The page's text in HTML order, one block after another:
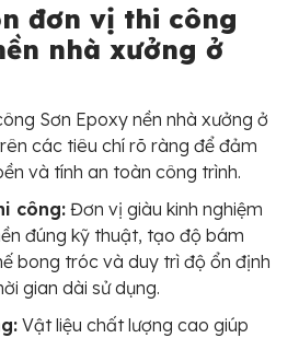
đơn vị thi công
nhà xưởng ở
Sơn Epoxy nền nhà xưởng ở
các tiêu chí rõ ràng để đảm
và tính an toàn công trình.
công: Đơn vị giàu kinh nghiệm
đúng kỹ thuật, tạo độ bám
bong tróc và duy trì độ ổn định
gian dài sử dụng.
Vật liệu chất lượng cao giúp